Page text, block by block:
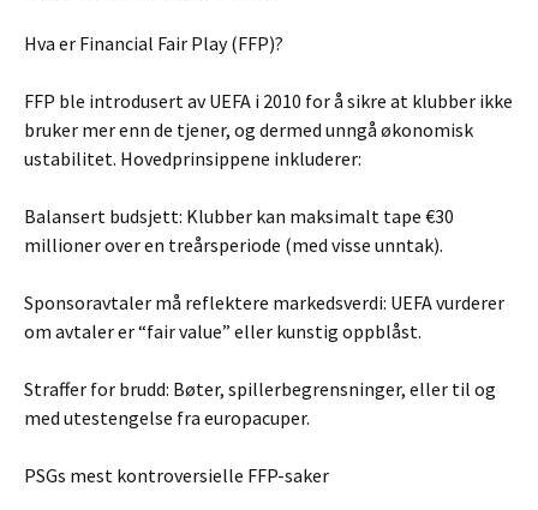
Hva er Financial Fair Play (FFP)?
FFP ble introdusert av UEFA i 2010 for å sikre at klubber ikke
bruker mer enn de tjener, og dermed unngå økonomisk
ustabilitet. Hovedprinsippene inkluderer:
Balansert budsjett: Klubber kan maksimalt tape €30
millioner over en treårsperiode (med visse unntak).
Sponsoravtaler må reflektere markedsverdi: UEFA vurderer
om avtaler er “fair value” eller kunstig oppblåst.
Straffer for brudd: Bøter, spillerbegrensninger, eller til og
med utestengelse fra europacuper.
PSGs mest kontroversielle FFP-saker